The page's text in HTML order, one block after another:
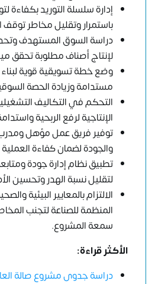
إدارة سلسلة التوريد بكفاءة
باستمرار وتقليل مخاطر توقف
دراسة السوق المستهدف
لإنتاج أصناف مطلوبة تحقق
وضع خطة تسويقية قوية
مستدامة وزيادة الحصة
التحكم في التكاليف
الإنتاجية لرفع الربحية
توفير فريق عمل مؤهل
والجودة لضمان كفاءة العملية
تطبيق نظام إدارة جودة
لتقليل نسبة الهدر وتحسين
الالتزام بالمعايير البيئية
المنظمة للصناعة لتجنب
سمعة المشروع.
الأكثر قراءة:
دراسة جدوى مشروع صالة